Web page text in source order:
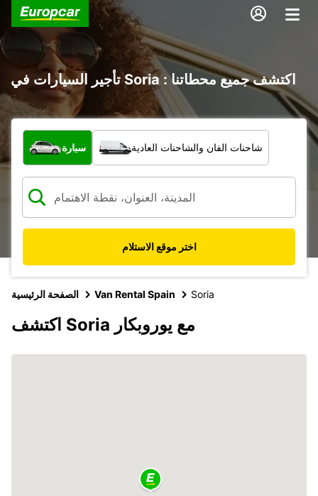
تأجير السيارات في Soria : اكتشف جميع محطاتنا
ما نوع المركبة؟
سيارة شاحنات الفان والشاحنات العادية
اختر موقع الاستلام
الصفحة الرئيسية Van Rental Spain Soria
اكتشف Soria مع يوروبكار